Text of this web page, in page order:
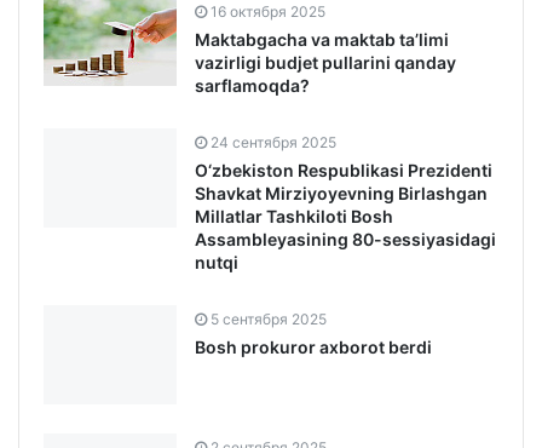
16 октября 2025
Maktabgacha va maktab ta’limi
vazirligi budjet pullarini qanday
sarflamoqda?
24 сентября 2025
O‘zbekiston Respublikasi Prezidenti
Shavkat Mirziyoyevning Birlashgan
Millatlar Tashkiloti Bosh
Assambleyasining 80-sessiyasidagi
nutqi
5 сентября 2025
Bosh prokuror axborot berdi